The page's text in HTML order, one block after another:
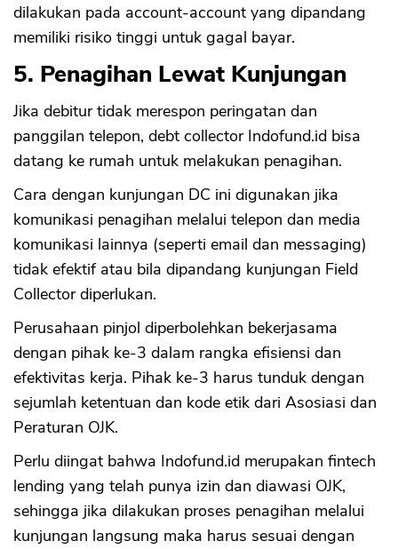
dilakukan pada account-account yang dipandang
memiliki risiko tinggi untuk gagal bayar.
5. Penagihan Lewat Kunjungan
Jika debitur tidak merespon peringatan dan
panggilan telepon, debt collector Indofund.id bisa
datang ke rumah untuk melakukan penagihan.
Cara dengan kunjungan DC ini digunakan jika
komunikasi penagihan melalui telepon dan media
komunikasi lainnya (seperti email dan messaging)
tidak efektif atau bila dipandang kunjungan Field
Collector diperlukan.
Perusahaan pinjol diperbolehkan bekerjasama
dengan pihak ke-3 dalam rangka efisiensi dan
efektivitas kerja. Pihak ke-3 harus tunduk dengan
sejumlah ketentuan dan kode etik dari Asosiasi dan
Peraturan OJK.
Perlu diingat bahwa Indofund.id merupakan fintech
lending yang telah punya izin dan diawasi OJK,
sehingga jika dilakukan proses penagihan melalui
kunjungan langsung maka harus sesuai dengan
OK
CANCEL